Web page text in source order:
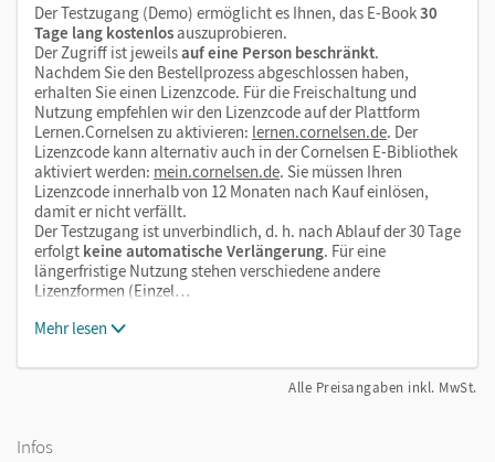
Der Testzugang (Demo) ermöglicht es Ihnen, das E-Book30
Tage lang kostenlosauszuprobieren.
Der Zugriff ist jeweilsauf eine Person beschränkt.
Nachdem Sie den Bestellprozess abgeschlossen haben,
erhalten Sie einen Lizenzcode. Für die Freischaltung und
Nutzung empfehlen wir den Lizenzcode auf der Plattform
Lernen.Cornelsen zu aktivieren: lernen.cornelsen.de. Der
Lizenzcode kann alternativ auch in der Cornelsen E-Bibliothek
aktiviert werden: mein.cornelsen.de. Sie müssen Ihren
Lizenzcode innerhalb von 12 Monaten nach Kauf einlösen,
damit er nicht verfällt.
Der Testzugang ist unverbindlich, d. h. nach Ablauf der 30 Tage
erfolgt keine automatische Verlängerung. Für eine
längerfristige Nutzung stehen verschiedene andere
Lizenzformen (Einzel…
Mehr lesen
Alle Preisangaben inkl. MwSt.
Infos